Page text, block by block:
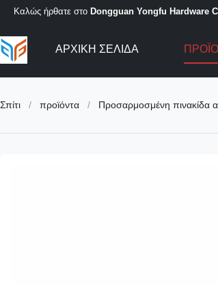
Καλώς ήρθατε στο Dongguan Yongfu Hardware
ΑΡΧΙΚΉ ΣΕΛΊΔΑ
Σπίτι / προϊόντα / Προσαρμοσμένη πινακίδα